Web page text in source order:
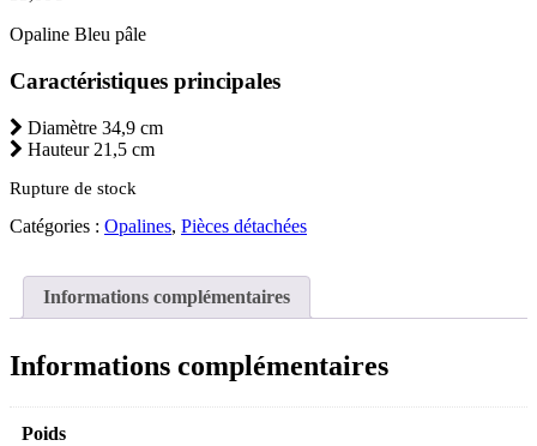
Opaline Bleu pâle
Caractéristiques principales
Diamètre 34,9 cm
Hauteur 21,5 cm
Rupture de stock
Catégories : Opalines, Pièces détachées
Informations complémentaires
Informations complémentaires
Poids